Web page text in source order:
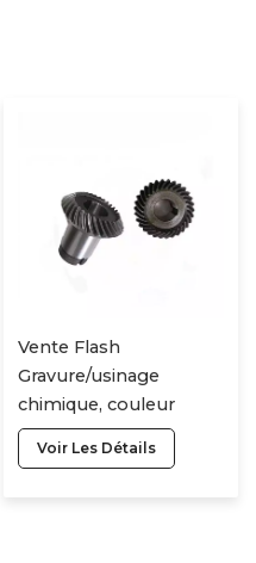
Vente Flash
Gravure/usinage
chimique, couleur
personnalisée, pièces
d'usinage cnc en
Voir Les Détails